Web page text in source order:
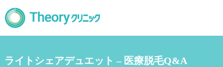
ライトシェアデュエット – 医療脱毛Q&A